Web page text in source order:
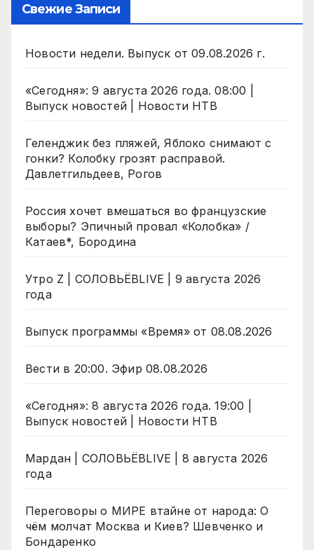
Свежие Записи
Новости недели. Выпуск от 09.08.2026 г.
«Сегодня»: 9 августа 2026 года. 08:00 |
Выпуск новостей | Новости НТВ
Геленджик без пляжей, Яблоко снимают с
гонки? Колобку грозят расправой.
Давлетгильдеев, Рогов
Россия хочет вмешаться во французские
выборы? Эпичный провал «Колобка» /
Катаев*, Бородина
Утро Z | СОЛОВЬЁВLIVE | 9 августа 2026
года
Выпуск программы «Время» от 08.08.2026
Вести в 20:00. Эфир 08.08.2026
«Сегодня»: 8 августа 2026 года. 19:00 |
Выпуск новостей | Новости НТВ
Мардан | СОЛОВЬЁВLIVE | 8 августа 2026
года
Переговоры о МИРЕ втайне от народа: О
чём молчат Москва и Киев? Шевченко и
Бондаренко